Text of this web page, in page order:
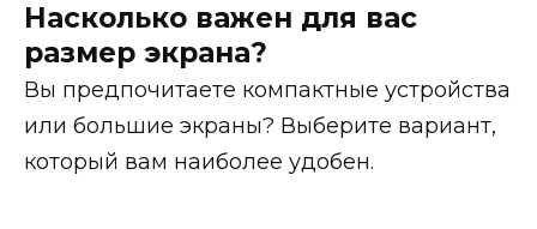
Насколько важен для вас
размер экрана?
Вы предпочитаете компактные устройства
или большие экраны? Выберите вариант,
который вам наиболее удобен.